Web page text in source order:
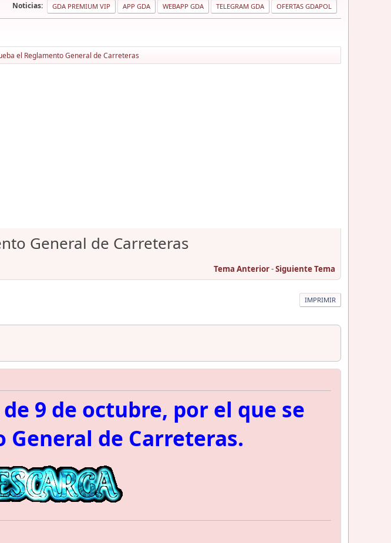
Noticias: GDA PREMIUM VIP APP GDA WEBAPP GDA TELEGRAM GDA OFERTAS GDAPOL
el Reglamento General de Carreteras
General de Carreteras
Tema Anterior-Siguiente Tema
IMPRIMIR
9 de octubre, por el que se
de Carreteras.